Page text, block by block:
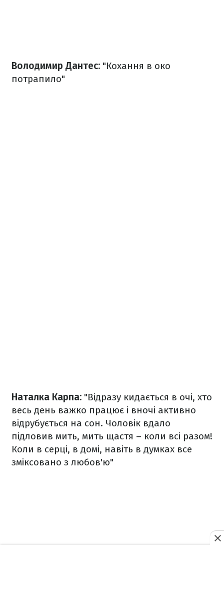
Володимир Дантес: "Кохання в око
потрапило"
Наталка Карпа: "Відразу кидається в очі, хто
весь день важко працює і вночі активно
відрубується на сон. Чоловік вдало
підловив мить, мить щастя – коли всі разом!
Коли в серці, в домі, навіть в думках все
зміксовано з любов'ю"